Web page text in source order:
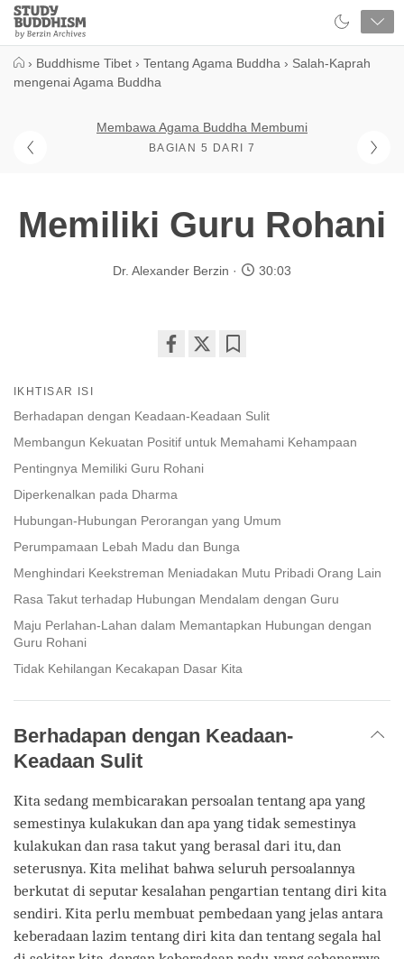
Close
Study
Buddhism
› Buddhisme Tibet › Tentang Agama Buddha › Salah-Kaprah
mengenai Agama Buddha
Membawa Agama Buddha Membumi
BAGIAN 5 DARI 7
Memiliki Guru Rohani
Dr. Alexander Berzin 30:03
facebook
IKHTISAR ISI
Berhadapan dengan Keadaan-Keadaan Sulit
Membangun Kekuatan Positif untuk Memahami Kehampaan
Pentingnya Memiliki Guru Rohani
Diperkenalkan pada Dharma
Hubungan-Hubungan Perorangan yang Umum
Perumpamaan Lebah Madu dan Bunga
Menghindari Keekstreman Meniadakan Mutu Pribadi Orang Lain
Rasa Takut terhadap Hubungan Mendalam dengan Guru
Maju Perlahan-Lahan dalam Memantapkan Hubungan dengan
Guru Rohani
Tidak Kehilangan Kecakapan Dasar Kita
Berhadapan dengan Keadaan-
Keadaan Sulit
Kita sedang membicarakan persoalan tentang apa yang
semestinya kulakukan dan apa yang tidak semestinya
kulakukan dan rasa takut yang berasal dari itu, dan
seterusnya. Kita melihat bahwa seluruh persoalannya
berkutat di seputar kesalahan pengartian tentang diri kita
sendiri. Kita perlu membuat pembedaan yang jelas antara
keberadaan lazim tentang diri kita dan tentang segala hal